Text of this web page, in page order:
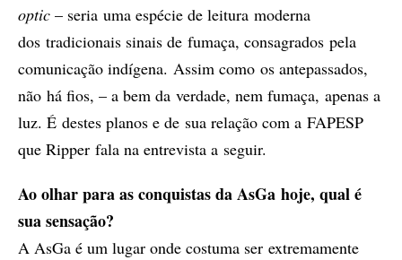
optic – seria uma espécie de leitura moderna
dos tradicionais sinais de fumaça, consagrados pela
comunicação indígena. Assim como os antepassados,
não há fios, – a bem da verdade, nem fumaça, apenas a
luz. É destes planos e de sua relação com a FAPESP
que Ripper fala na entrevista a seguir.
Ao olhar para as conquistas da AsGa hoje, qual é
sua sensação?
A AsGa é um lugar onde costuma ser extremamente